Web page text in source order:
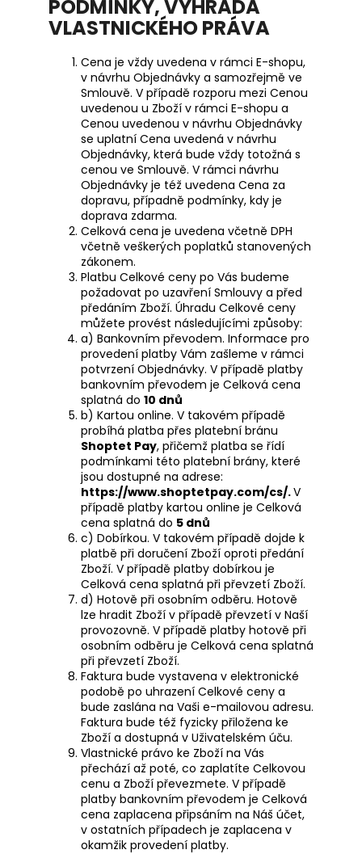
PODMÍNKY, VÝHRADA
VLASTNICKÉHO PRÁVA
Cena je vždy uvedena v rámci E-shopu,
v návrhu Objednávky a samozřejmě ve
Smlouvě. V případě rozporu mezi Cenou
uvedenou u Zboží v rámci E-shopu a
Cenou uvedenou v návrhu Objednávky
se uplatní Cena uvedená v návrhu
Objednávky, která bude vždy totožná s
cenou ve Smlouvě. V rámci návrhu
Objednávky je též uvedena Cena za
dopravu, případně podmínky, kdy je
doprava zdarma.
Celková cena je uvedena včetně DPH
včetně veškerých poplatků stanovených
zákonem.
Platbu Celkové ceny po Vás budeme
požadovat po uzavření Smlouvy a před
předáním Zboží. Úhradu Celkové ceny
můžete provést následujícími způsoby:
a) Bankovním převodem. Informace pro
provedení platby Vám zašleme v rámci
potvrzení Objednávky. V případě platby
bankovním převodem je Celková cena
splatná do 10 dnů
b) Kartou online. V takovém případě
probíhá platba přes platební bránu
Shoptet Pay, přičemž platba se řídí
podmínkami této platební brány, které
jsou dostupné na adrese:
https://www.shoptetpay.com/cs/.V
případě platby kartou online je Celková
cena splatná do 5 dnů
c) Dobírkou. V takovém případě dojde k
platbě při doručení Zboží oproti předání
Zboží. V případě platby dobírkou je
Celková cena splatná při převzetí Zboží.
d) Hotově při osobním odběru. Hotově
lze hradit Zboží v případě převzetí v Naší
provozovně. V případě platby hotově při
osobním odběru je Celková cena splatná
při převzetí Zboží.
Faktura bude vystavena v elektronické
podobě po uhrazení Celkové ceny a
bude zaslána na Vaši e-mailovou adresu.
Faktura bude též fyzicky přiložena ke
Zboží a dostupná v Uživatelském úču.
Vlastnické právo ke Zboží na Vás
přechází až poté, co zaplatíte Celkovou
cenu a Zboží převezmete. V případě
platby bankovním převodem je Celková
cena zaplacena připsáním na Náš účet,
v ostatních případech je zaplacena v
okamžik provedení platby.